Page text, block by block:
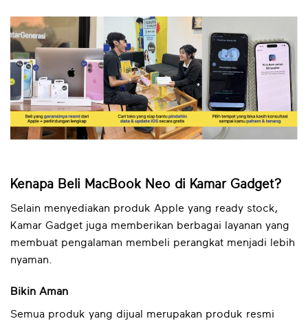
Kenapa Beli MacBook Neo di Kamar Gadget?
Selain menyediakan produk Apple yang ready stock,
Kamar Gadget juga memberikan berbagai layanan yang
membuat pengalaman membeli perangkat menjadi lebih
nyaman.
Bikin Aman
Semua produk yang dijual merupakan produk resmi